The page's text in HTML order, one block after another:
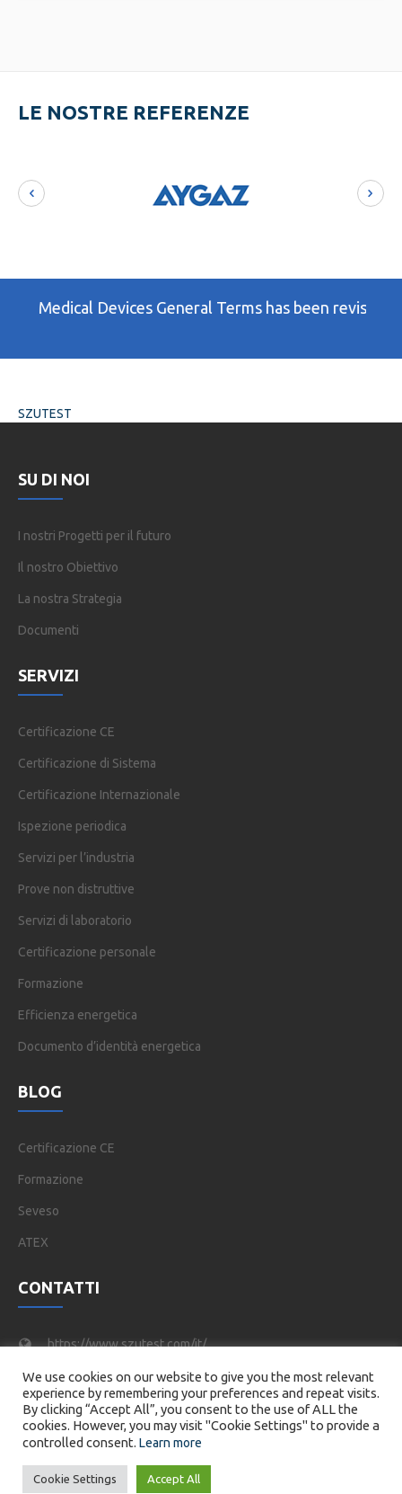
LE NOSTRE REFERENZE
Medical Devices General Terms has been revised on
SZUTEST
SU DI NOI
I nostri Progetti per il futuro
Il nostro Obiettivo
La nostra Strategia
Documenti
SERVIZI
Certificazione CE
Certificazione di Sistema
Certificazione Internazionale
Ispezione periodica
Servizi per l’industria
Prove non distruttive
Servizi di laboratorio
Certificazione personale
Formazione
Efficienza energetica
Documento d’identità energetica
BLOG
Certificazione CE
Formazione
Seveso
ATEX
CONTATTI
https://www.szutest.com/it/
info@szutest.com.tr
Tel : +90 216 469 46 66
We use cookies on our website to give you the most relevant
experience by remembering your preferences and repeat visits.
By clicking “Accept All”, you consent to the use of ALL the
cookies. However, you may visit "Cookie Settings" to provide a
controlled consent. Learn more
Cookie Settings Accept All